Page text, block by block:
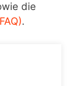
die
.